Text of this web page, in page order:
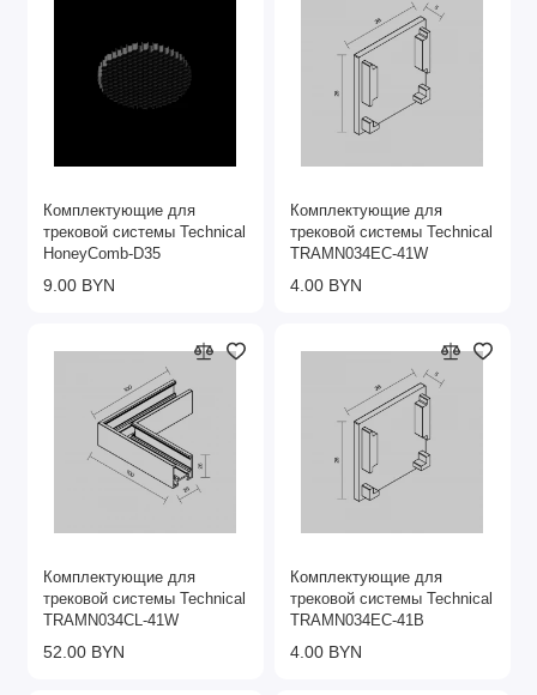
Комплектующие для
трековой системы Technical
HoneyComb-D35
9.00 BYN
Комплектующие для
трековой системы Technical
TRAMN034EC-41W
4.00 BYN
Комплектующие для
трековой системы Technical
TRAMN034CL-41W
52.00 BYN
Комплектующие для
трековой системы Technical
TRAMN034EC-41B
4.00 BYN